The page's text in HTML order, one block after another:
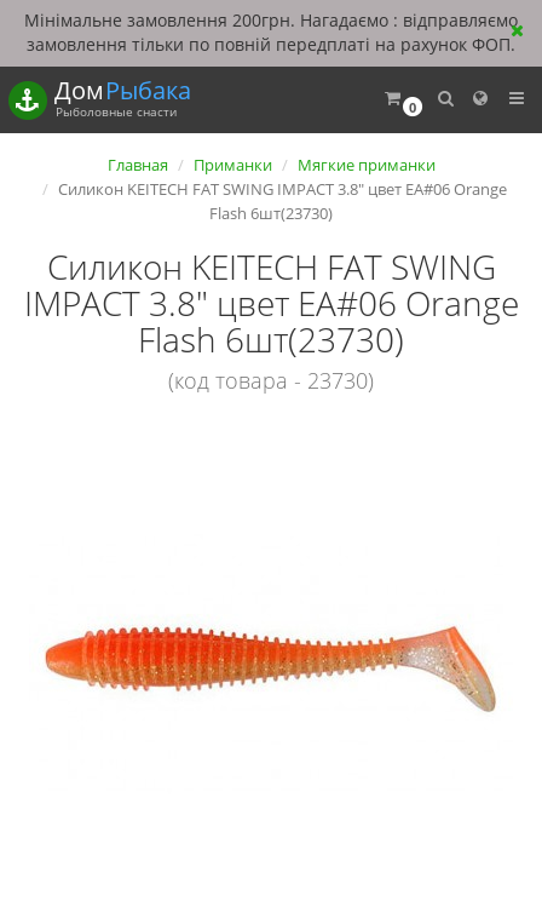
Мінімальне замовлення 200грн. Нагадаємо : відправляємо
замовлення тільки по повній передплаті на рахунок ФОП.
0
ДомРыбака
Рыболовные снасти
Главная Приманки
Мягкие приманки
Силикон KEITECH FAT SWING IMPACT 3.8" цвет EA#06 Orange
Flash 6шт(23730)
Силикон KEITECH FAT SWING
IMPACT 3.8" цвет EA#06 Orange
Flash 6шт(23730)
(код товара - 23730)